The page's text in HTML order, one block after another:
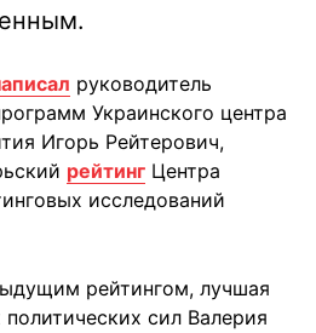
руководитель
Украинского центра
Игорь Рейтерович,
рейтинг Центра
исследований
рейтингом, лучшая
сил Валерия